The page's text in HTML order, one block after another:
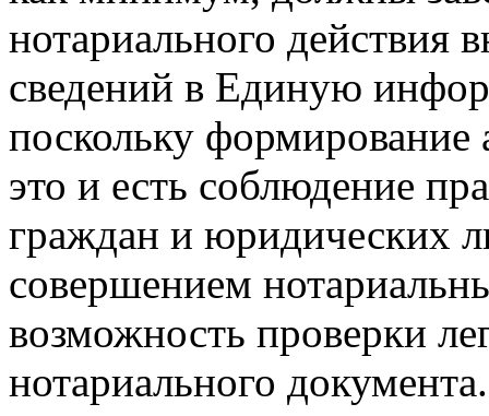
нотариального действия
сведений в Единую
поскольку
это и есть соблюдение
граждан и юридических
совершением
возможность проверки
нотариального документа.